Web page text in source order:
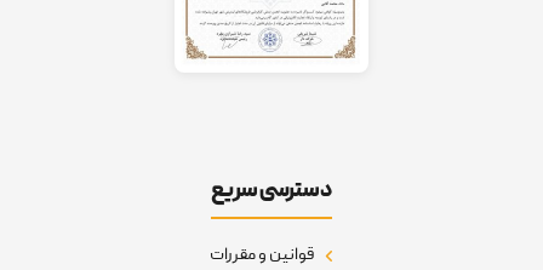
دسترسی سریع
قوانین و مقررات